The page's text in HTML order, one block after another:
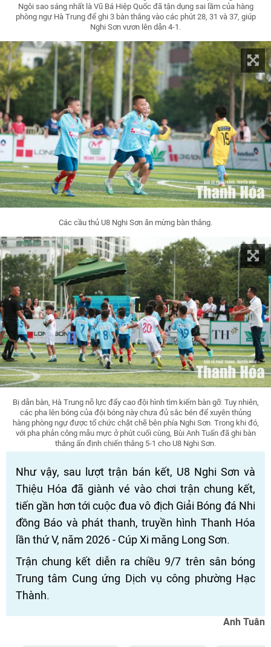
Ngôi sao sáng nhất là Vũ Bá Hiệp Quốc đã tận dụng sai lầm của hàng
phòng ngự Hà Trung để ghi 3 bàn thắng vào các phút 28, 31 và 37, giúp
Nghi Sơn vươn lên dẫn 4-1.
Các cầu thủ U8 Nghi Sơn ăn mừng bàn thắng.
Bị dẫn bàn, Hà Trung nỗ lực đẩy cao đội hình tìm kiếm bàn gỡ. Tuy nhiên,
các pha lên bóng của đội bóng này chưa đủ sắc bén để xuyên thủng
hàng phòng ngự được tổ chức chặt chẽ bên phía Nghi Sơn. Trong khi đó,
với pha phản công mẫu mực ở phút cuối cùng, Bùi Anh Tuấn đã ghi bàn
thắng ấn định chiến thắng 5-1 cho U8 Nghi Sơn.
Như vậy, sau lượt trận bán kết, U8 Nghi Sơn và
Thiệu Hóa đã giành vé vào chơi trận chung kết,
tiến gần hơn tới cuộc đua vô địch Giải Bóng đá Nhi
đồng Báo và phát thanh, truyền hình Thanh Hóa
lần thứ V, năm 2026 - Cúp Xi măng Long Sơn.
Trận chung kết diễn ra chiều 9/7 trên sân bóng
Trung tâm Cung ứng Dịch vụ công phường Hạc
Thành.
Anh Tuân